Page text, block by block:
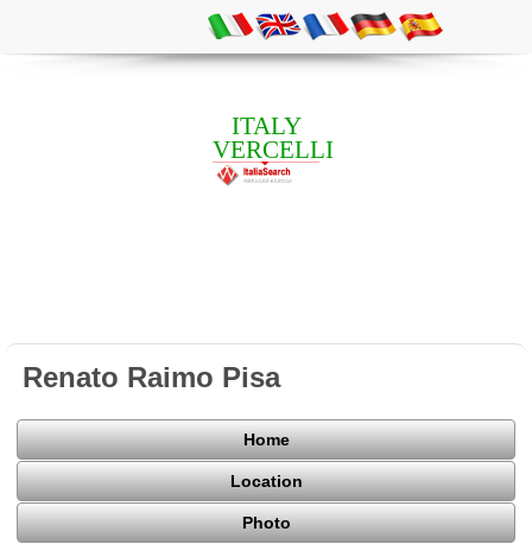
ITALY
VERCELLI
Renato Raimo Pisa
Home
Location
Photo